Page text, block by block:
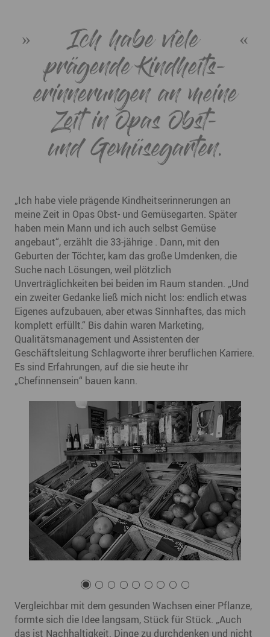
Ich habe viele
prägende Kindheits­
erinnerungen an meine
Zeit in Opas Obst-
und Gemüsegarten.
„Ich habe viele prägende Kindheitserinnerungen an
meine Zeit in Opas Obst- und Gemüsegarten. Später
haben mein Mann und ich auch selbst Gemüse
angebaut“, erzählt die 33-jährige . Dann, mit den
Geburten der Töchter, kam das große Umdenken, die
Suche nach Lösungen, weil plötzlich
Unverträglichkeiten bei beiden im Raum standen. „Und
ein zweiter Gedanke ließ mich nicht los: endlich etwas
Eigenes aufzubauen, aber etwas Sinnhaftes, das mich
komplett erfüllt.“ Bis dahin waren Marketing,
Qualitätsmanagement und Assistenten der
Geschäftsleitung Schlagworte ihrer beruflichen Karriere.
Es sind Erfahrungen, auf die sie heute ihr
„Chefinnensein“ bauen kann.
Vergleichbar mit dem gesunden Wachsen einer Pflanze,
formte sich die Idee langsam, Stück für Stück. „Auch
das ist Nachhaltigkeit. Dinge zu durchdenken und nicht